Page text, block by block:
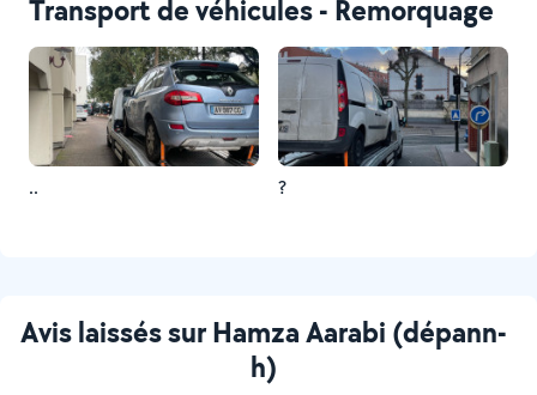
Transport de véhicules - Remorquage
.. ?
Avis laissés sur Hamza Aarabi (dépann-
h)